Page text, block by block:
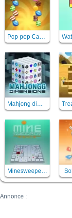
Pop-pop Candies
Mahjong dimensions 3D
Minesweeper Mania